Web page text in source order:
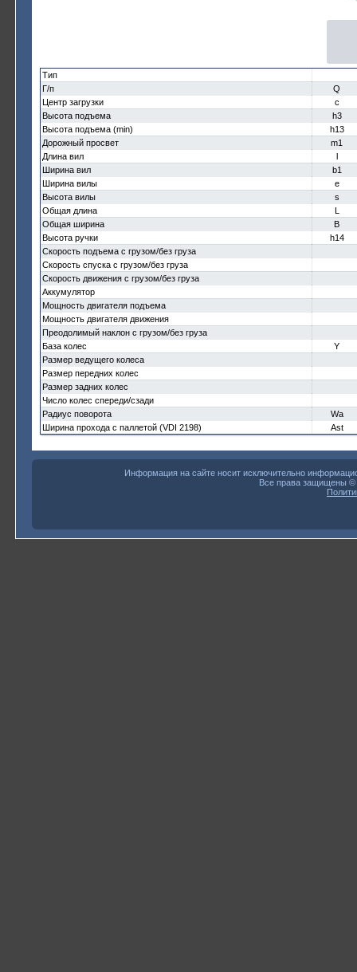
Тип
Г/п
Q
Центр загрузки
c
Высота подъема
h3
Высота подъема (min)
h13
Дорожный просвет
m1
Длина вил
l
Ширина вил
b1
Ширина вилы
e
Высота вилы
s
Общая длина
L
Общая ширина
B
Высота ручки
h14
Скорость подъема с грузом/без груза
Скорость спуска с грузом/без груза
Скорость движения с грузом/без груза
Аккумулятор
Мощность двигателя подъема
Мощность двигателя движения
Преодолимый наклон с грузом/без груза
База колес
Y
Размер ведущего колеса
Размер передних колес
Размер задних колес
Число колес спереди/сзади
Радиус поворота
Wa
Ширина прохода с паллетой (VDI 2198)
Ast
Информация на сайте носит исключительно
Все права защищены ©